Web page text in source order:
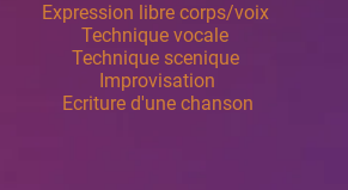
​Expression libre corps/voix
Technique vocale
Technique scenique
Improvisation
Ecriture d'une chanson